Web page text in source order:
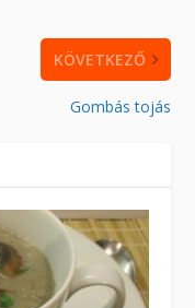
KÖVETKEZŐ
Gombás tojás